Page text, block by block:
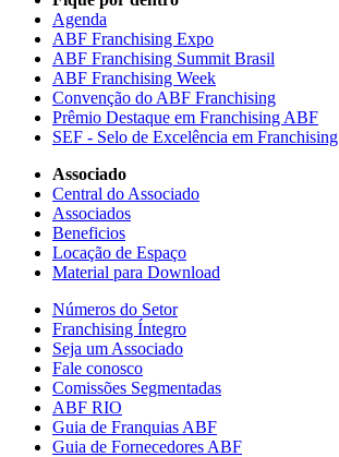
Agenda
ABF Franchising Expo
ABF Franchising Summit Brasil
ABF Franchising Week
Convenção do ABF Franchising
Prêmio Destaque em Franchising ABF
SEF - Selo de Excelência em Franchising
Associado
Central do Associado
Associados
Beneficios
Locação de Espaço
Material para Download
Números do Setor
Franchising Íntegro
Seja um Associado
Fale conosco
Comissões Segmentadas
ABF RIO
Guia de Franquias ABF
Guia de Fornecedores ABF